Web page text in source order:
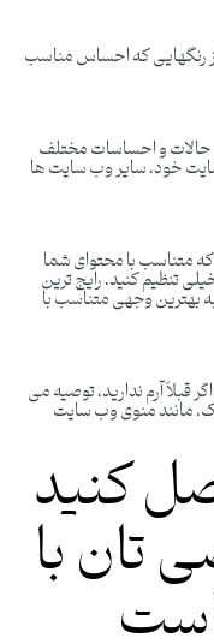
رنگهایی که احساس مناسب
حالات و احساسات مختلف
خود، سایر وب سایت ها
متناسب با محتوای شما
تنظیم کنید. رایج ترین
بهترین وجهی متناسب با
آرم ندارید، توصیه می
مانند منوی وب سایت
کنید
با